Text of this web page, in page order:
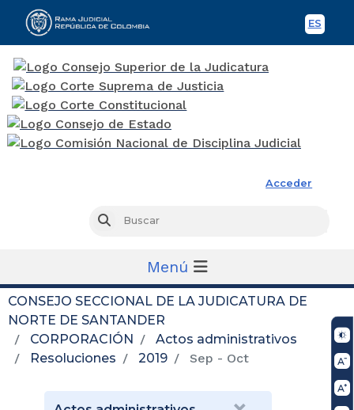
ES
Acceder
Buscar
Menú
CONSEJO SECCIONAL DE LA JUDICATURA DE
NORTE DE SANTANDER
CORPORACIÓN
Actos administrativos
Resoluciones
2019 Sep - Oct